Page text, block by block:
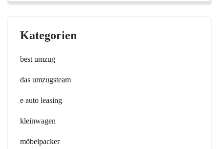
Kategorien
best umzug
das umzugsteam
e auto leasing
kleinwagen
möbelpacker